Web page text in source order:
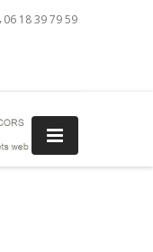
06 18 39 79 59